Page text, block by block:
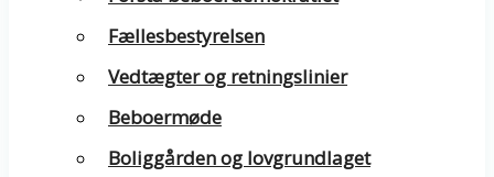
Fællesbestyrelsen
Vedtægter og retningslinier
Beboermøde
Boliggården og lovgrundlaget